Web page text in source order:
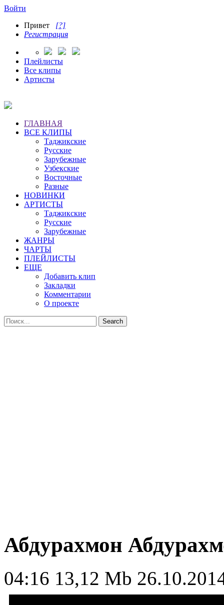
Войти
Привет [?]
Регистрация
Плейлисты
Все клипы
Артисты
ГЛАВНАЯ
ВСЕ КЛИПЫ
Таджикские
Русские
Зарубежные
Узбекские
Восточные
Разные
НОВИНКИ
АРТИСТЫ
Таджикские
Русские
Зарубежные
ЖАНРЫ
ЧАРТЫ
ПЛЕЙЛИСТЫ
ЕЩЕ
Добавить клип
Закладки
Комментарии
О проекте
Абдурахмон
04:16 13,12 Mb